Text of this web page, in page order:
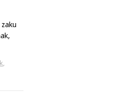
,